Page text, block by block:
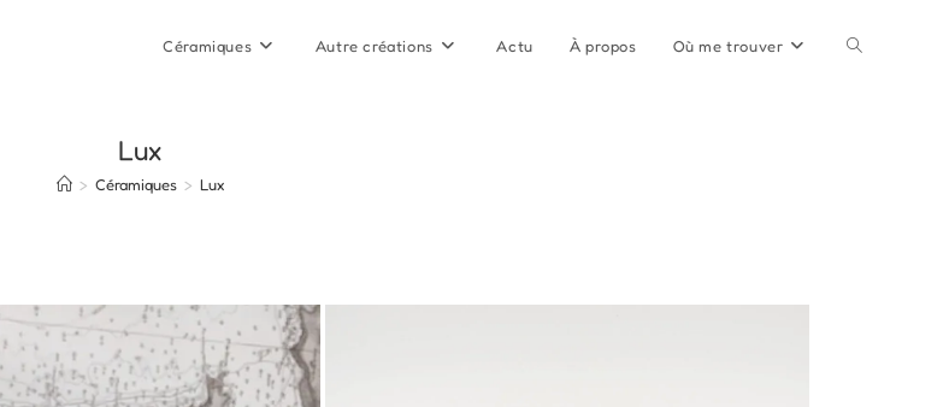
Céramiques Autre créations Actu À propos Où me trouver Toggle
Lux
> Céramiques > Lux